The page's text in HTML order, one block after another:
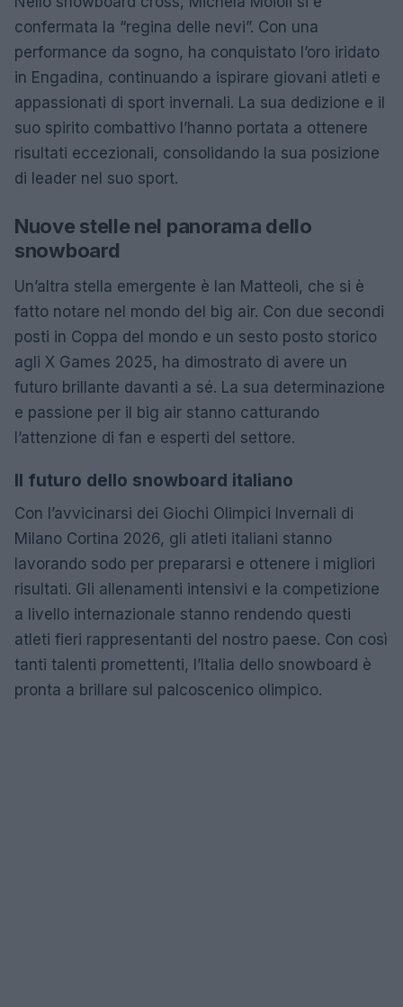
confermata la “regina delle nevi”. Con una
performance da sogno, ha conquistato l’oro iridato
in Engadina, continuando a ispirare giovani atleti e
appassionati di sport invernali. La sua dedizione e il
suo spirito combattivo l’hanno portata a ottenere
risultati eccezionali, consolidando la sua posizione
di leader nel suo sport.
Nuove stelle nel panorama dello
snowboard
Un’altra stella emergente è Ian Matteoli, che si è
fatto notare nel mondo del big air. Con due secondi
posti in Coppa del mondo e un sesto posto storico
agli X Games 2025, ha dimostrato di avere un
futuro brillante davanti a sé. La sua determinazione
e passione per il big air stanno catturando
l’attenzione di fan e esperti del settore.
Il futuro dello snowboard italiano
Con l’avvicinarsi dei Giochi Olimpici Invernali di
Milano Cortina 2026, gli atleti italiani stanno
lavorando sodo per prepararsi e ottenere i migliori
risultati. Gli allenamenti intensivi e la competizione
a livello internazionale stanno rendendo questi
atleti fieri rappresentanti del nostro paese. Con così
tanti talenti promettenti, l’Italia dello snowboard è
pronta a brillare sul palcoscenico olimpico.